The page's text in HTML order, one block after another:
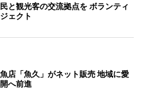
と観光客の交流拠点を ボランティ
ェクト
店「魚久」がネット販売 地域に愛
へ前進